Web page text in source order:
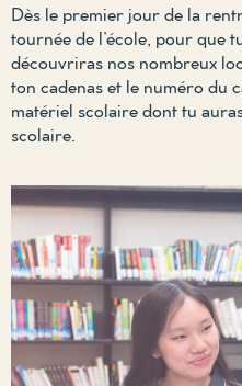
Dès le premier jourde la
tournée de l’école, pour que
découvriras nos nombreux
ton cadenas et le numéro du
matériel scolaire dont tu
scolaire.